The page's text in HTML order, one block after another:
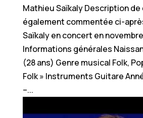
Mathieu Saïkaly Description
également commentée ci-
Saïkaly en concert en
Informations générales
(28 ans) Genre musical Folk,
Folk » Instruments Guitare
–...